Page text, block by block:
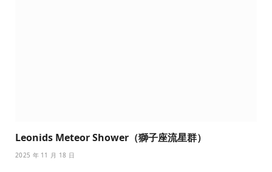
Leonids Meteor Shower（獅子座流星群）
2025 年 11 月 18 日